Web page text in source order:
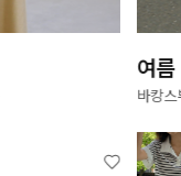
여
바캉